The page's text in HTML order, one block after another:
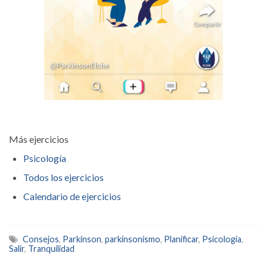
Más ejercicios
Psicología
Todos los ejercicios
Calendario de ejercicios
Consejos, Parkinson, parkinsonismo, Planificar, Psicología,
Salir, Tranquilidad